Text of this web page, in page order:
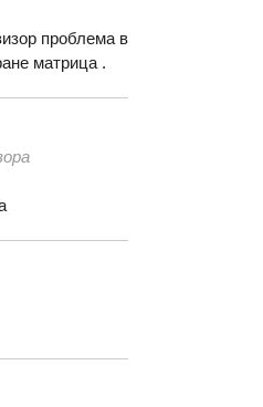
проблема в
матрица .